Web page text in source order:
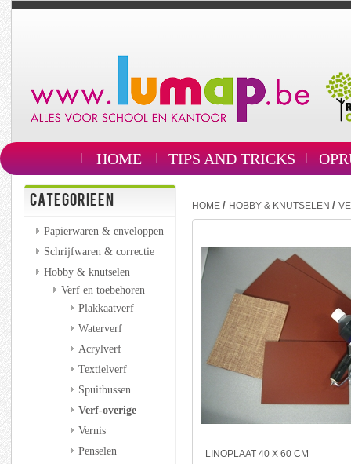
HOME TIPS AND TRICKS
CATEGORIEEN
Papierwaren & enveloppen
Schrijfwaren & correctie
Hobby & knutselen
Verf en toebehoren
Plakkaatverf
Waterverf
Acrylverf
Textielverf
Spuitbussen
Verf-overige
Vernis
Penselen
HOME / HOBBY & KNUTSELEN /
LINOPLAAT 40 X 60 CM